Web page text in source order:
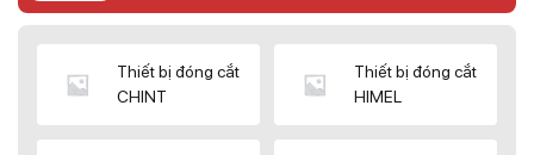
Thiết bị đóng cắt
CHINT
Thiết bị đóng cắt
HIMEL